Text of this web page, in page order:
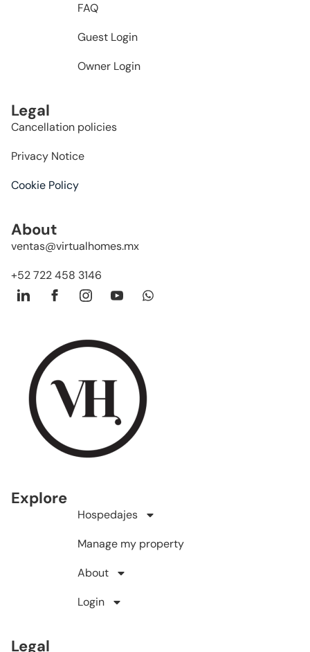
FAQ
Guest Login
Owner Login
Legal
Cancellation policies
Privacy Notice
Cookie Policy
About
ventas@virtualhomes.mx
+52 722 458 3146
Explore
Hospedajes
Manage my property
About
Login
Legal